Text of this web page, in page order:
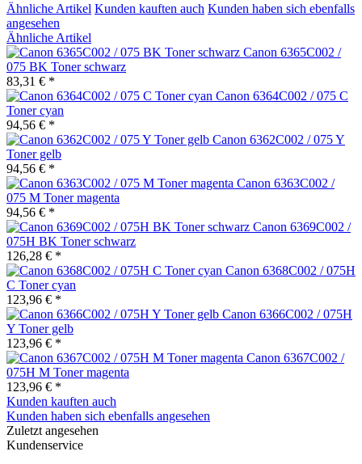
Ähnliche Artikel Kunden kauften auch Kunden haben sich ebenfalls
angesehen
Ähnliche Artikel
Canon 6365C002 /
075 BK Toner schwarz
83,31 € *
Canon 6364C002 / 075 C
Toner cyan
94,56 € *
Canon 6362C002 / 075 Y
Toner gelb
94,56 € *
Canon 6363C002 /
075 M Toner magenta
94,56 € *
Canon 6369C002 /
075H BK Toner schwarz
126,28 € *
Canon 6368C002 / 075H
C Toner cyan
123,96 € *
Canon 6366C002 / 075H
Y Toner gelb
123,96 € *
Canon 6367C002 /
075H M Toner magenta
123,96 € *
Kunden kauften auch
Kunden haben sich ebenfalls angesehen
Zuletzt angesehen
Kundenservice